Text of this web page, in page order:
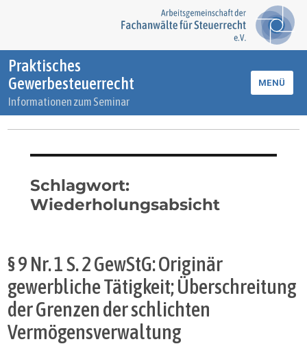
Praktisches
Gewerbesteuerrecht
Informationen zum Seminar
MENÜ
Schlagwort:
Wiederholungsabsicht
§ 9 Nr. 1 S. 2 GewStG: Originär
gewerbliche Tätigkeit; Überschreitung
der Grenzen der schlichten
Vermögensverwaltung